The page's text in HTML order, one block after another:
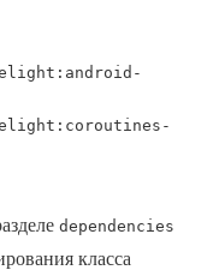
dependencies
класса